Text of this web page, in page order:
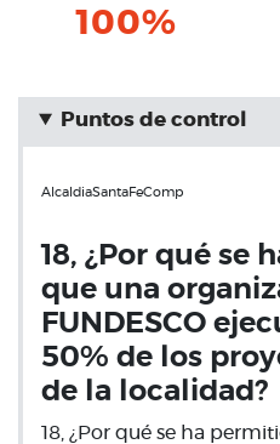
100%
Puntos de control
AlcaldiaSantaFeComp
18, ¿Por qué se
que una
FUNDESCO
50% de los
de la localidad?
18, ¿Por qué se ha